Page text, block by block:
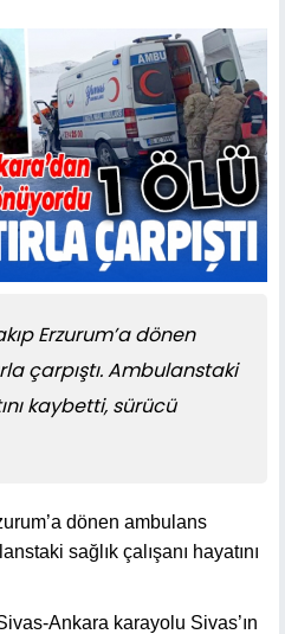
Erzurum’a dönen
çarpıştı. Ambulanstaki
kaybetti, sürücü
dönen ambulans
sağlık çalışanı hayatını
Ankara karayolu Sivas’ın